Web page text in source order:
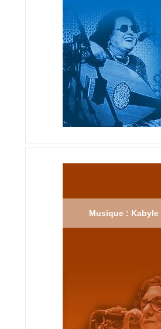
Musique : Kabyle